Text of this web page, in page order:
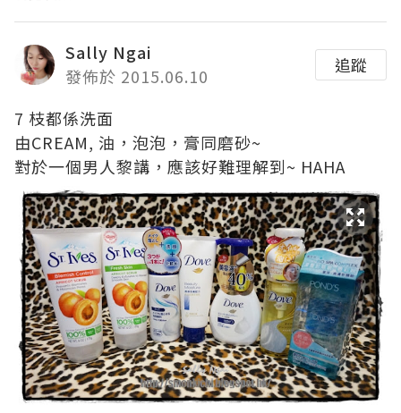
Sally Ngai
發佈於 2015.06.10
追蹤
7 枝都係洗面
由CREAM, 油，泡泡，膏同磨砂~
對於一個男人黎講，應該好難理解到~ HAHA